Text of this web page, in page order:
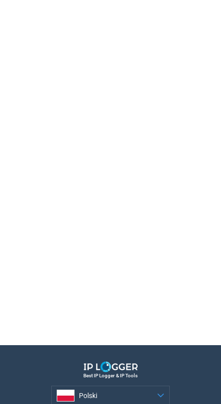
Best IP Logger & IP Tools
Polski